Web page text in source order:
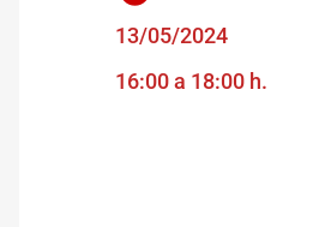
13/05/2024
16:00 a 18:00 h.